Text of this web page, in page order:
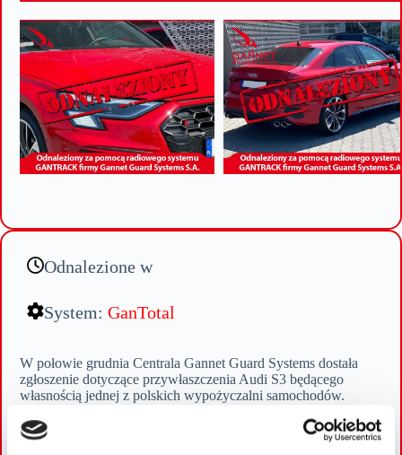
Odnalezione w
System: GanTotal
W połowie grudnia Centrala Gannet Guard Systems dostała
zgłoszenie dotyczące przywłaszczenia Audi S3 będącego
własnością jednej z polskich wypożyczalni samochodów.
tamtejszych drogach.
Złodzieje wymontowali z pojazdu moduł GPS/GSM będący